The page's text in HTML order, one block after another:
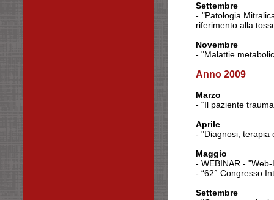
Settembre
- "Patologia
riferimento alla
Novembre
- "Malattie
Anno 2009
Marzo
- “Il paziente
Aprile
- "Diagnosi, terapia
Maggio
- WEBINAR -
- “62° Congresso
Settembre